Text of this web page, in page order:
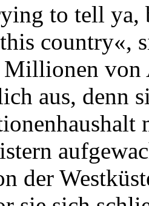
to tell
country«,
von
aus, denn
der